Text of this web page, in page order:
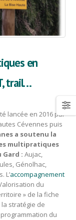
en
trail…
lancée en 2016 par
Cévennes puis
a soutenu la
multipratiques
Gard : Aujac,
Génolhac,
L’accompagnement
du
» de la fiche
la stratégie de
du